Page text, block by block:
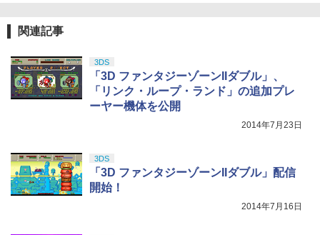
関連記事
3DS
「3D ファンタジーゾーンIIダブル」、
「リンク・ループ・ランド」の追加プレ
ーヤー機体を公開
2014年7月23日
3DS
「3D ファンタジーゾーンIIダブル」配信
開始！
2014年7月16日